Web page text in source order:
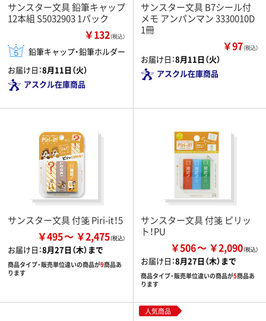
サンスター文具 鉛筆キャップ
12本組 S5032903 1パック
￥132（税込）
鉛筆キャップ・鉛筆ホルダー
お届け日：8月11日（火）
アスクル在庫商品
サンスター文具 B7シール付
メモ アンパンマン 3330010D
1冊
￥97（税込）
お届け日：8月11日（火）
アスクル在庫商品
サンスター文具 付箋 Piri-it！5
￥495 ￥2,475
お届け日：8月27日（木）まで
商品タイプ・販売単位違いの商品が9商品あ
ります
サンスター文具 付箋 ピリッ
ト！PU
￥506 ￥2,090
お届け日：8月27日（木）まで
商品タイプ・販売単位違いの商品が5商品あ
ります
人気商品